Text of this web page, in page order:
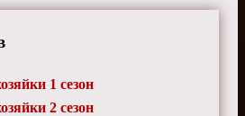
1 сезон
2 сезон